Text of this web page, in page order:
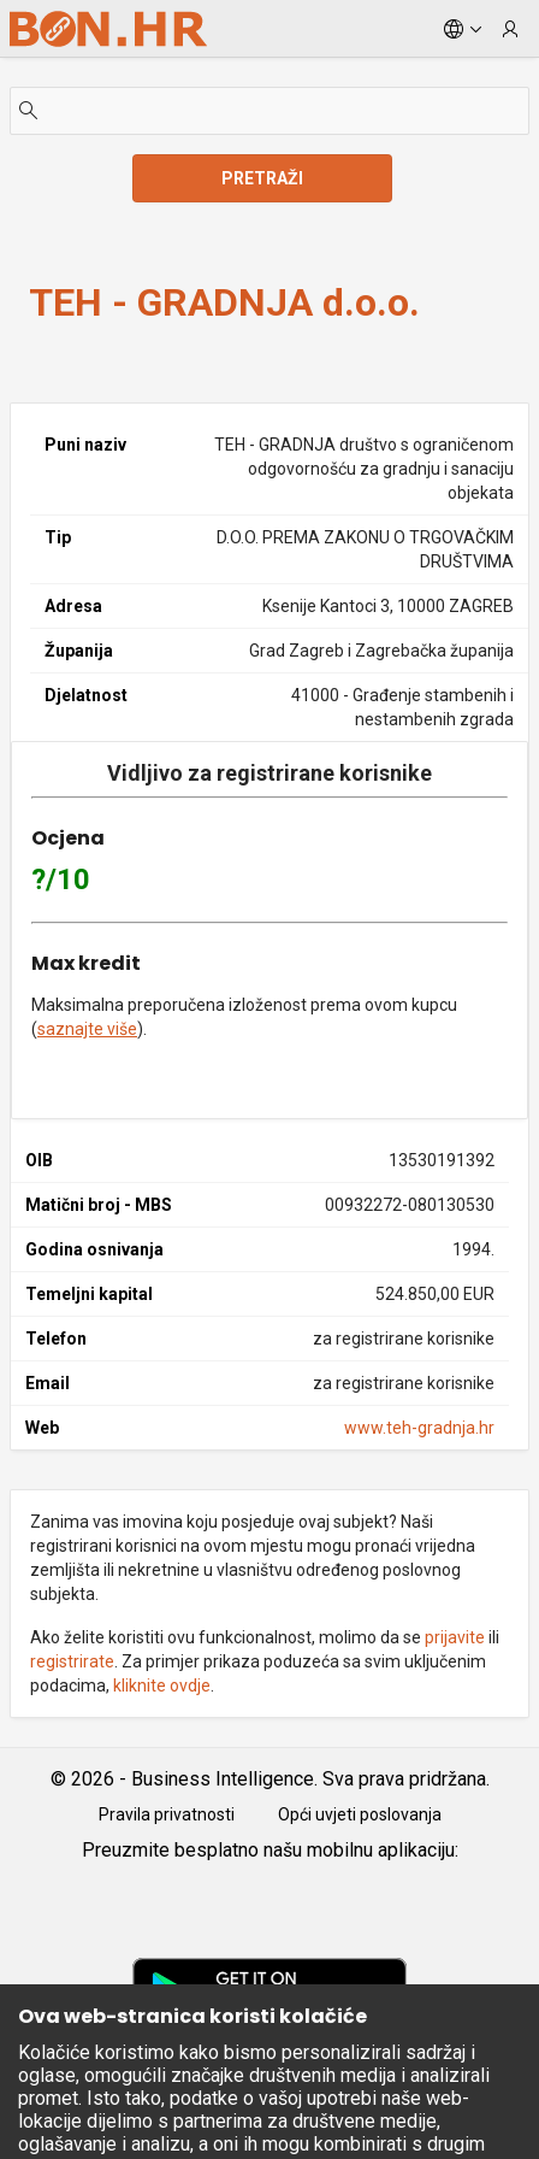
Skip to Main Content
PRETRAŽI
TEH - GRADNJA d.o.o.
Puni naziv
TEH - GRADNJA društvo s ograničenom
odgovornošću za gradnju i sanaciju
objekata
Tip
D.O.O. PREMA ZAKONU O TRGOVAČKIM
DRUŠTVIMA
Adresa Ksenije Kantoci 3, 10000 ZAGREB
Županija Grad Zagreb i Zagrebačka županija
Djelatnost
41000 - Građenje stambenih i
nestambenih zgrada
Vidljivo za registrirane korisnike
Ocjena
?/10
Max kredit
Maksimalna preporučena izloženost prema ovom kupcu
(saznajte više).
OIB 13530191392
Matični broj - MBS 00932272-080130530
Godina osnivanja 1994.
Temeljni kapital 524.850,00 EUR
Telefon za registrirane korisnike
Email za registrirane korisnike
Web www.teh-gradnja.hr
Zanima vas imovina koju posjeduje ovaj subjekt? Naši
registrirani korisnici na ovom mjestu mogu pronaći vrijedna
zemljišta ili nekretnine u vlasništvu određenog poslovnog
subjekta.
Ako želite koristiti ovu funkcionalnost, molimo da se prijavite ili
registrirate . Za primjer prikaza poduzeća sa svim uključenim
podacima, kliknite ovdje
© 2026 - Business Intelligence. Sva prava pridržana.
Pravila privatnosti Opći uvjeti poslovanja
Preuzmite besplatno našu mobilnu aplikaciju:
Apple
Store
Ova web-stranica koristi kolačiće
Kolačiće koristimo kako bismo personalizirali sadržaj i
oglase, omogućili značajke društvenih medija i analizirali
promet. Isto tako, podatke o vašoj upotrebi naše web-
lokacije dijelimo s partnerima za društvene medije,
oglašavanje i analizu, a oni ih mogu kombinirati s drugim